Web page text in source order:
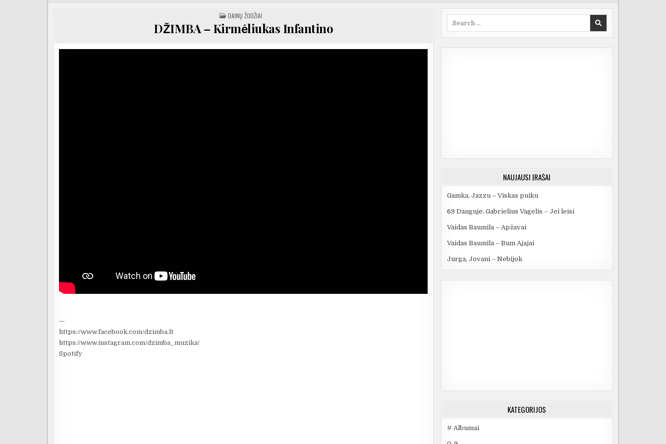
POSTED
IN
DAINŲ ŽODŽIAI
DŽIMBA – Kirmėliukas Infantino
—
https://www.facebook.com/dzimba.lt
https://www.instagram.com/dzimba_muzika/
Spotify
NAUJAUSI ĮRAŠAI
Gamka, Jazzu – Viskas puiku
69 Danguje, Gabrielius Vagelis – Jei leisi
Vaidas Baumila – Apžavai
Vaidas Baumila – Bum Ajajai
Jurga, Jovani – Nebijok
KATEGORIJOS
# Albumai